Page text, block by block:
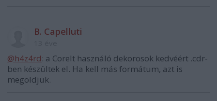
B. Capelluti
@h4z4rd: a Corelt használó dekorosok kedvéért .cdr-
ben készültek el. Ha kell más formátum, azt is
megoldjuk.